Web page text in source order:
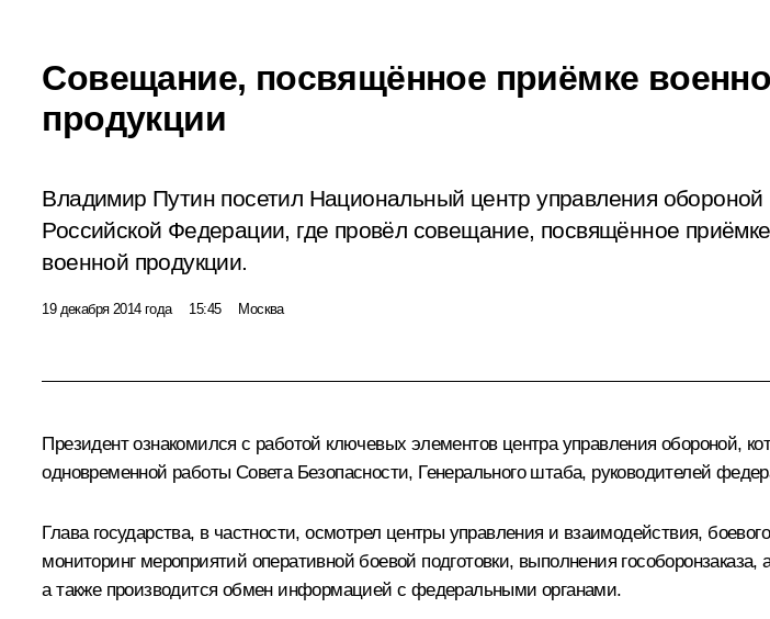
Совещание, посвящённое приёмке
продукции
Владимир Путин посетил Национальный центр управления обороной
Российской Федерации, где провёл совещание, посвящённое приёмке
военной продукции.
19 декабря 2014 года 15:45 Москва
Президент ознакомился с работой ключевых элементов центра управления обороной,
одновременной работы Совета Безопасности, Генерального штаба, руководителей
Глава государства, в частности, осмотрел центры управления и взаимодействия,
мониторинг мероприятий оперативной боевой подготовки, выполнения
а также производится обмен информацией с федеральными органами.